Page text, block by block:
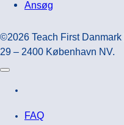
Ansøg
©2026 Teach First
29 – 2400 København NV.
FAQ